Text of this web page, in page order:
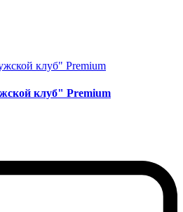
клуб" Premium